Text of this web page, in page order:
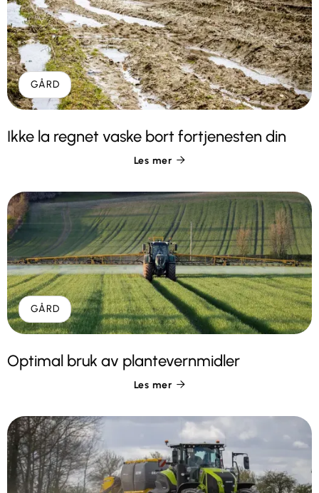
GÅRD
Ikke la regnet vaske bort fortjenesten din
Les mer 
GÅRD
Optimal bruk av plantevernmidler
Les mer 